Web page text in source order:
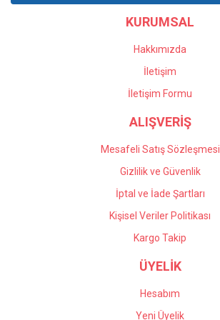
Ürün fiyatı diğer sitelerden daha pahalı.
siparişin iadesi için yardımcı
Önder Kaçar | 20/05/2026
KURUMSAL
Hakkımızda
İletişim
İletişim Formu
ALIŞVERİŞ
Mesafeli Satış Sözleşmesi
Gizlilik ve Güvenlik
İptal ve İade Şartları
Kişisel Veriler Politikası
Kargo Takip
ÜYELİK
Hesabım
Yeni Üyelik